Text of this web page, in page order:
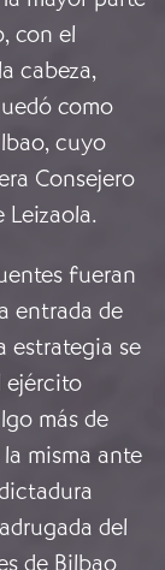
con el
cabeza,
como
cuyo
Consejero
Leizaola.
fueran
entrada de
estrategia se
ejército
más de
misma ante
del
de Bilbao